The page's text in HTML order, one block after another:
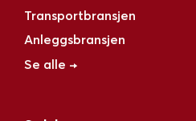
Transportbransjen
Anleggsbransjen
Se alle →